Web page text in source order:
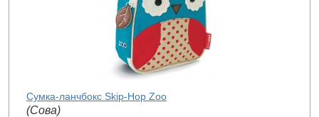
Сумка-ланчбокс Skip-Hop Zoo
(Сова)